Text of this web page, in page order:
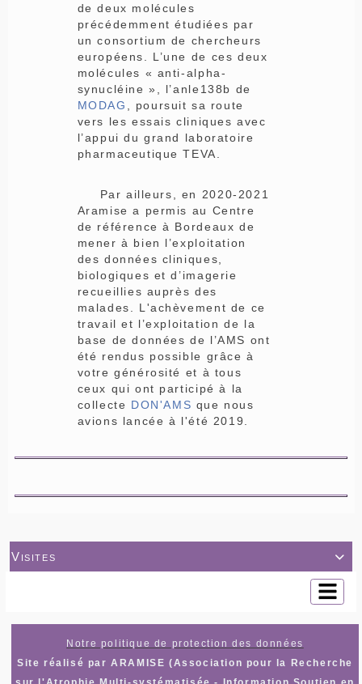
de deux molécules
précédemment étudiées par
un consortium de chercheurs
européens. L’une de ces deux
molécules « anti-alpha-
synucléine », l’anle138b de
MODAG
, poursuit sa route
vers les essais cliniques avec
l’appui du grand laboratoire
pharmaceutique TEVA.
Par ailleurs, en 2020-2021
Aramise a permis au Centre
de référence à Bordeaux de
mener à bien l’exploitation
des données cliniques,
biologiques et d’imagerie
recueillies auprès des
malades. L'achèvement de ce
travail et l’exploitation de la
base de données de l’AMS ont
été rendus possible grâce à
votre générosité et à tous
ceux qui ont participé à la
collecte DON'AMS que nous
avions lancée à l'été 2019.

Visites
Notre politique de protection des données
Site réalisé par ARAMISE (Association pour la Recherche